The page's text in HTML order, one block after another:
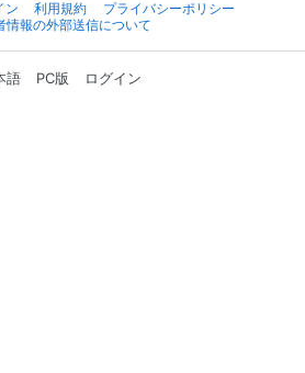
ン 利用規約
プライバシーポリシー
情報の外部送信について
語 PC版 ログイン